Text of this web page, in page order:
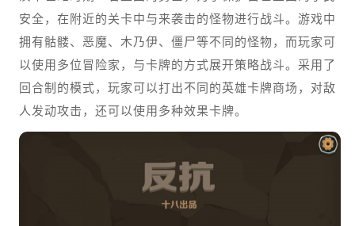
安全，在附近的关卡中与来袭击的怪物进行战斗。游戏中
拥有骷髅、恶魔、木乃伊、僵尸等不同的怪物，而玩家可
以使用多位冒险家，与卡牌的方式展开策略战斗。采用了
回合制的模式，玩家可以打出不同的英雄卡牌商场，对敌
人发动攻击，还可以使用多种效果卡牌。